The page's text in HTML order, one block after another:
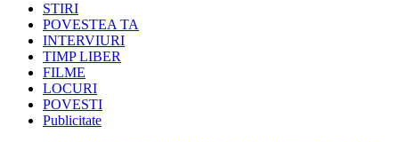
STIRI
POVESTEA TA
INTERVIURI
TIMP LIBER
FILME
LOCURI
POVESTI
Publicitate